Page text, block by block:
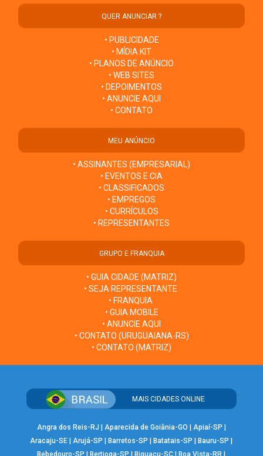
QUER ANUNCIAR ?
• PUBLICIDADE
• MÍDIA KIT
• PLANOS DE ANÚNCIO
• WEB SITES
• DEPOIMENTOS
• ANUNCIE AQUI
• CONTATO
MEU ANÚNCIO
• ASSINANTES (EMPRESARIAL)
• EVENTOS E CIA
• CLASSIFICADOS
• EMPREGOS
• CURRÍCULOS
• REPRESENTANTES
GRUPO E FRANQUIA
• GUIA CIDADE (MATRIZ)
• SEJA REPRESENTANTE
• FRANQUIA
• GUIA MOBILE
• ANUNCIE AQUI
• CONTATO (URUGUAIANA-RS)
• CONTATO (MATRIZ)
MAIS CIDADES ONLINE
Angra dos Reis-RJ Aparecida de Goiânia-GO Apiaí-SP
Aracaju-SE |Arujá-SP Barretos-SP Batatais-SP Bauru-SP